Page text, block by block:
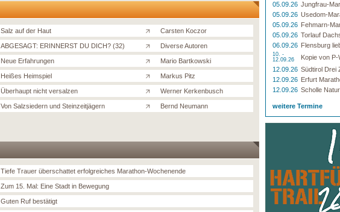
Salz auf der Haut Carsten Koczor
ABGESAGT: ERINNERST DU DICH? (32) Diverse Autoren
Neue Erfahrungen Mario Bartkowski
Heißes Heimspiel Markus Pitz
Überhaupt nicht versalzen Werner Kerkenbusch
Von Salzsiedern und Steinzeitjägern Bernd Neumann
Tiefe Trauer überschattet erfolgreiches Marathon-Wochenende
Zum 15. Mal: Eine Stadt in Bewegung
Guten Ruf bestätigt
05.09.26 Jungfrau-
05.09.26 Usedom-
05.09.26 Fehmarn-
05.09.26 Torlauf
06.09.26 Flensburg
10. -
12.09.26
Kopie von
12.09.26 Südtirol Drei
12.09.26 Erfurt
12.09.26 Scholle
weitere Termine